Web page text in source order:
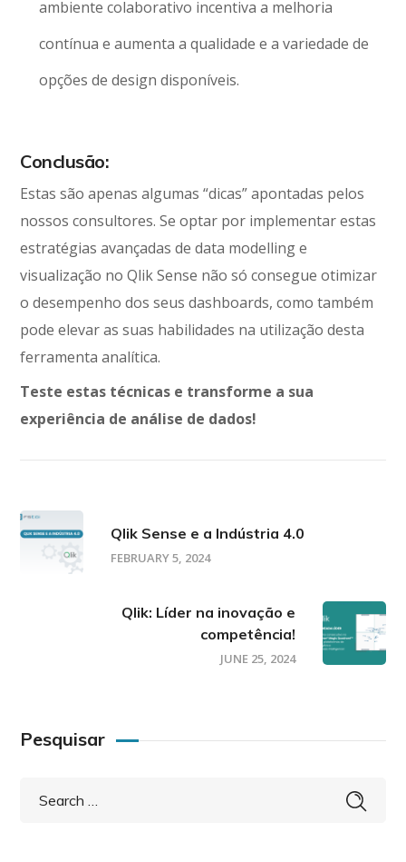
ambiente colaborativo incentiva a melhoria
contínua e aumenta a qualidade e a variedade de
opções de design disponíveis.
Conclusão:
Estas são apenas algumas “dicas” apontadas pelos
nossos consultores. Se optar por implementar estas
estratégias avançadas de data modelling e
visualização no Qlik Sense não só consegue otimizar
o desempenho dos seus dashboards, como também
pode elevar as suas habilidades na utilização desta
ferramenta analítica.
Teste estas técnicas e transforme a sua
experiência de análise de dados!
Qlik Sense e a Indústria 4.0
FEBRUARY 5, 2024
Qlik: Líder na inovação e
competência!
JUNE 25, 2024
Pesquisar